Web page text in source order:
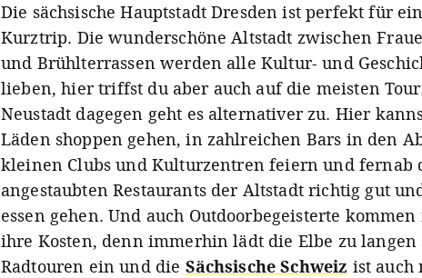
Die sächsische Hauptstadt Dresden ist perfekt für
Kurztrip. Die wunderschöne Altstadt zwischen
und Brühlterrassen werden alle Kultur- und
lieben, hier triffst du aber auch auf die meisten
Neustadt dagegen geht es alternativer zu. Hier
Läden shoppen gehen, in zahlreichen Bars in den
kleinen Clubs und Kulturzentren feiern und fernab
angestaubten Restaurants der Altstadt richtig gut
essen gehen. Und auch Outdoorbegeisterte
ihre Kosten, denn immerhin lädt die Elbe zu langen
Radtouren ein und die Sächsische Schweiz ist auch